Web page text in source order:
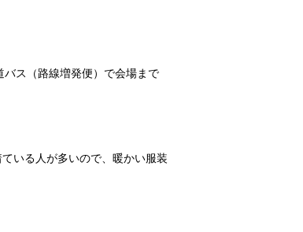
ス（路線増発便）で会場まで
いる人が多いので、暖かい服装